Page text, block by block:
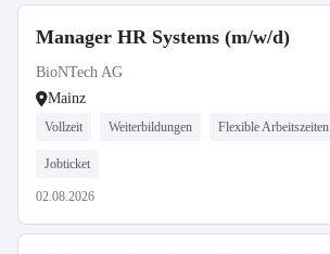
Manager HR Systems (m/w/d)
BioNTech AG
Mainz
Vollzeit Weiterbildungen Flexible Arbeitszeiten
Jobticket
02.08.2026